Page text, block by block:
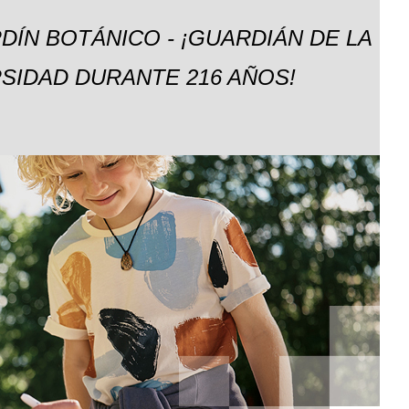
BOTÁNICO - ¡GUARDIÁN DE LA
DURANTE 216 AÑOS!